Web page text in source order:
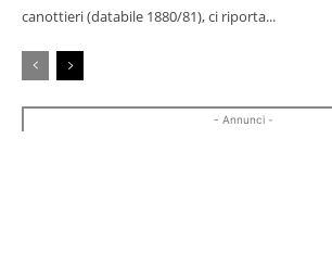
canottieri (databile 1880/81), ci riporta...
- Annunci -